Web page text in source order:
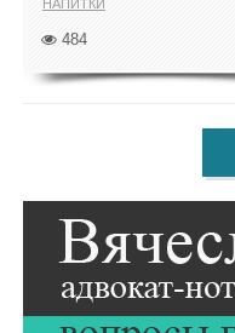
НАПИТКИ
484